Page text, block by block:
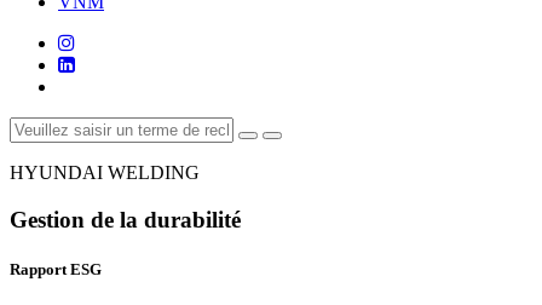
HYUNDAI WELDING
Gestion de la durabilité
Rapport ESG